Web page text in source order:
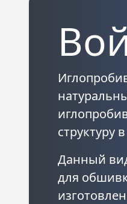
структуру
Данный
для